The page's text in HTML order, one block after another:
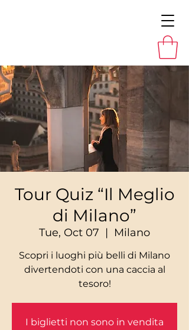
Tour Quiz “Il Meglio
di Milano”
Tue, Oct 07
  |
Milano
Scopri i luoghi più belli di Milano
divertendoti con una caccia al
tesoro!
I biglietti non sono in vendita